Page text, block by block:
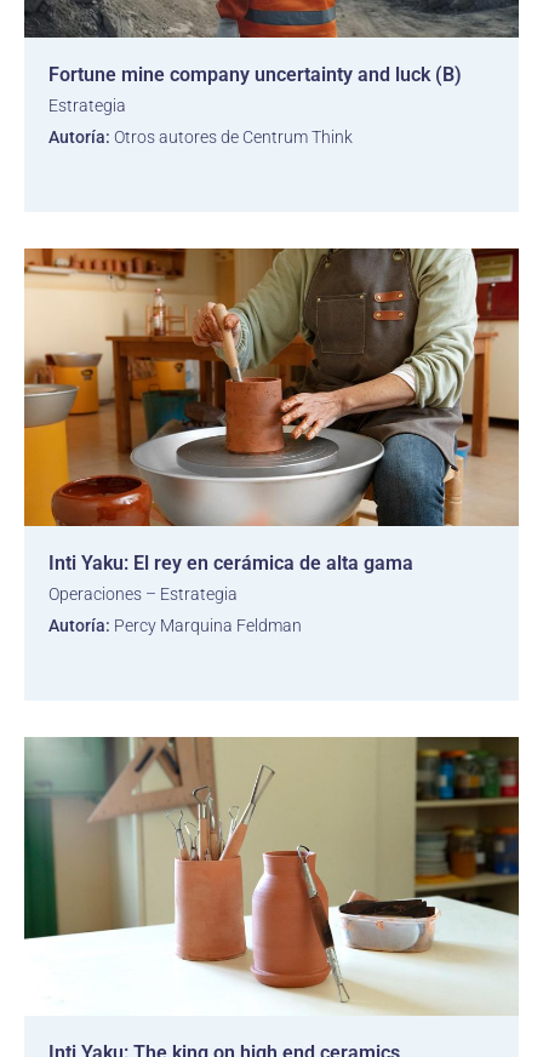
Fortune mine company uncertainty and luck (B)
Estrategia
Autoría: Otros autores de Centrum Think
Inti Yaku: El rey en cerámica de alta gama
Operaciones – Estrategia
Autoría: Percy Marquina Feldman